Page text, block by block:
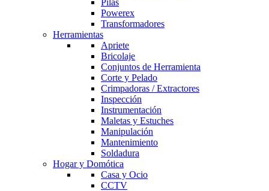
Pilas
Powerex
Transformadores
Herramientas
Apriete
Bricolaje
Conjuntos de Herramienta
Corte y Pelado
Crimpadoras / Extractores
Inspección
Instrumentación
Maletas y Estuches
Manipulación
Mantenimiento
Soldadura
Hogar y Domótica
Casa y Ocio
CCTV